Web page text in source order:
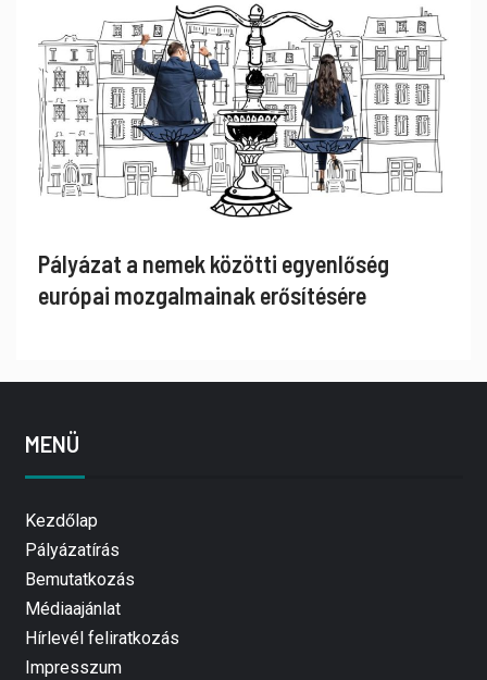
Pályázat a nemek közötti egyenlőség
európai mozgalmainak erősítésére
MENÜ
Kezdőlap
Pályázatírás
Bemutatkozás
Médiaajánlat
Hírlevél feliratkozás
Impresszum